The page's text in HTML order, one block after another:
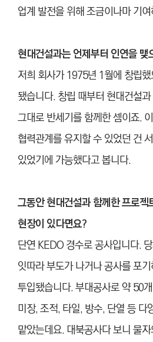
업계 발전을 위해 조금이나마 기
현대건설과는 언제부터 인연을 맺
저희 회사가 1975년 1월에 창립
됐습니다. 창립 때부터 현대건설
그대로 반세기를 함께한 셈이죠.
협력관계를 유지할 수 있었던 건
있었기에 가능했다고 봅니다.
그동안 현대건설과 함께한 프로
현장이 있다면요?
단연 KEDO 경수로 공사입니다.
잇따라 부도가 나거나 공사를 포
투입됐습니다. 부대공사로 약 50
미장, 조적, 타일, 방수, 단열 등 다
맡았는데요.대북공사다 보니 물